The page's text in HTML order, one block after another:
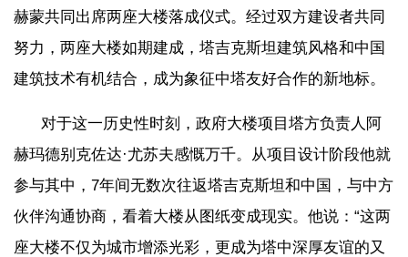
赫蒙共同出席两座大楼落成仪式。经过双方建设者共同
努力，两座大楼如期建成，塔吉克斯坦建筑风格和中国
建筑技术有机结合，成为象征中塔友好合作的新地标。
对于这一历史性时刻，政府大楼项目塔方负责人阿
赫玛德别克佐达·尤苏夫感慨万千。从项目设计阶段他就
参与其中，7年间无数次往返塔吉克斯坦和中国，与中方
伙伴沟通协商，看着大楼从图纸变成现实。他说：“这两
座大楼不仅为城市增添光彩，更成为塔中深厚友谊的又